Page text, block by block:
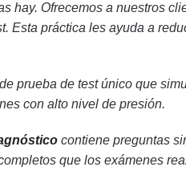
hay. Ofrecemos a nuestros
Esta práctica les ayuda a
prueba de test único que
con alto nivel de presión.
contiene preguntas
que los exámenes